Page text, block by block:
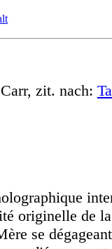
zit. nach:
originelle de la
se